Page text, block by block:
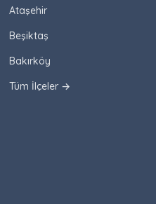
Ataşehir
Beşiktaş
Bakırköy
Tüm İlçeler →